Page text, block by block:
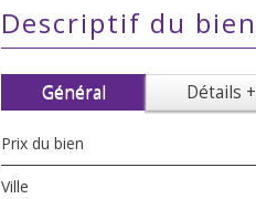
descriptif du bien
Général Détails +
Prix du bien
Ville